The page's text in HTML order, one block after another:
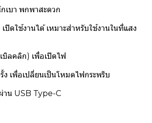
เบา พกพาสะดวก
ปิดใช้งานได้ เหมาะสำหรับใช้งานในที่แสง
บิลคลิก) เพื่อเปิดไฟ
เพื่อเปลี่ยนเป็นโหมดไฟกระพริบ
าน USB Type-C